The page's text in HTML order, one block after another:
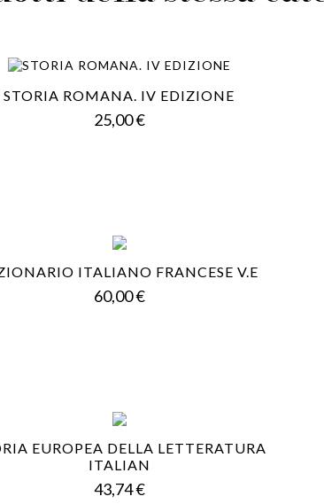
STORIA ROMANA. IV EDIZIONE
25,00 €Prezzo
ITALIANO FRANCESE V.E
60,00 €Prezzo
EUROPEA DELLA LETTERATURA
ITALIAN
43,74 €Prezzo